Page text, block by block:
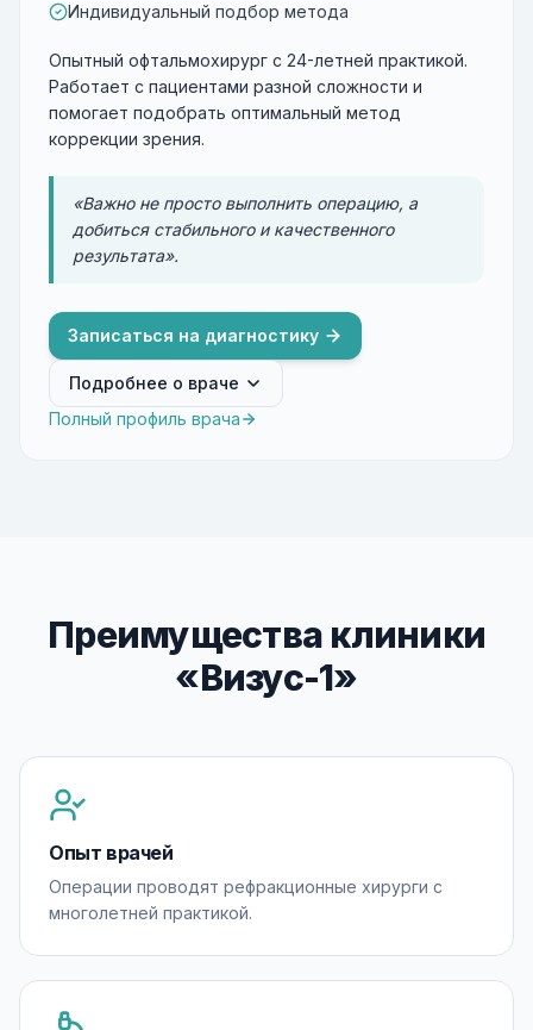
Индивидуальный подбор метода
Опытный офтальмохирург с 24-летней практикой.
Работает с пациентами разной сложности и
помогает подобрать оптимальный метод
коррекции зрения.
«Важно не просто выполнить операцию, а
добиться стабильного и качественного
результата».
Записаться на диагностику
Подробнее о враче
Полный профиль врача
Преимущества клиники
«Визус-1»
Опыт врачей
Операции проводят рефракционные хирурги с
многолетней практикой.